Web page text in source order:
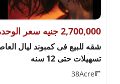
2,700,000 جنيه سعر الوحدة
تسهيلات حتى 12 سنه
38Acre